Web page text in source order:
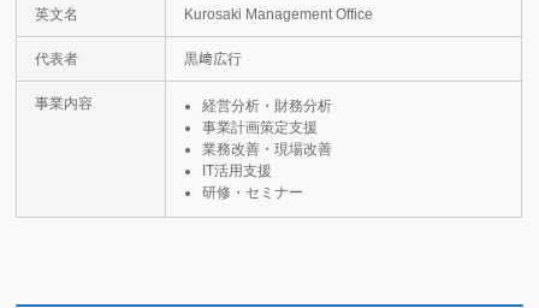
英文名 Kurosaki Management Office
代表者 黒﨑広行
事業内容
経営分析・財務分析
事業計画策定支援
業務改善・現場改善
IT活用支援
研修・セミナー